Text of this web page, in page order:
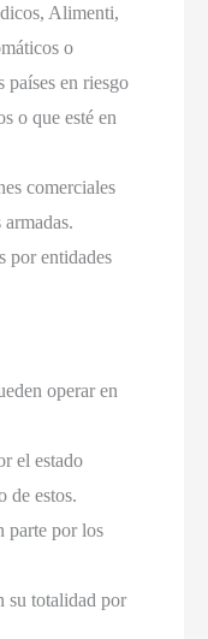
, Alimenti,
o
países en riesgo
o que esté en
comerciales
armadas.
por entidades
operar en
el estado
de estos.
parte por los
su totalidad por